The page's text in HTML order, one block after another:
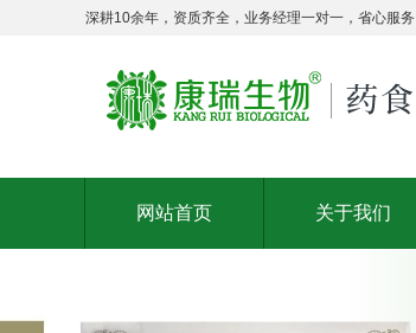
深耕10余年，资质齐全，业务经理一对一，省心服务
网站首页 关于我们